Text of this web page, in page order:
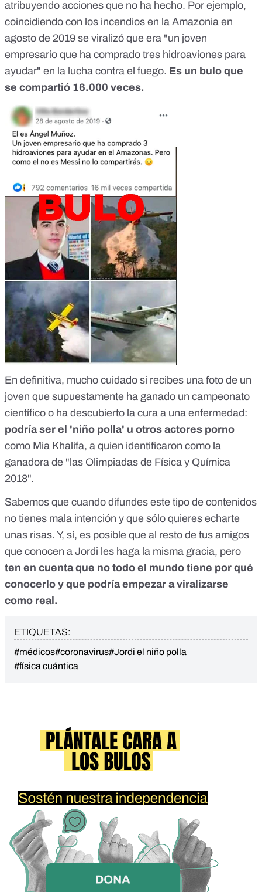
atribuyendo acciones que no ha hecho. Por ejemplo,
coincidiendo con los incendios en la Amazonia en
agosto de 2019 se viralizó que era "un joven
empresario que ha comprado tres hidroaviones para
ayudar" en la lucha contra el fuego. Es un bulo que
se compartió 16.000 veces.
En definitiva, mucho cuidado si recibes una foto de un
joven que supuestamente ha ganado un campeonato
científico o ha descubierto la cura a una enfermedad:
podría ser el 'niño polla' u otros actores porno
como Mia Khalifa, a quien identificaron como la
ganadora de "las Olimpiadas de Física y Química
2018".
Sabemos que cuando difundes este tipo de contenidos
no tienes mala intención y que sólo quieres echarte
unas risas. Y, sí, es posible que al resto de tus amigos
que conocen a Jordi les haga la misma gracia, pero
ten en cuenta que no todo el mundo tiene por qué
conocerlo y que podría empezar a viralizarse
como real.
ETIQUETAS:
#médicos#coronavirus#Jordi el niño polla
#física cuántica